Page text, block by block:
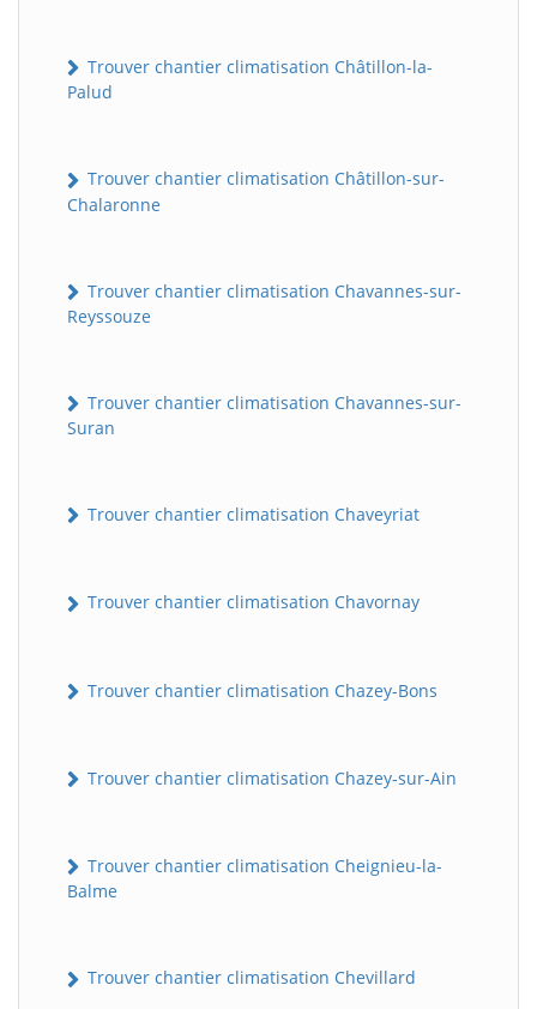
Trouver chantier climatisation Châtillon-la-
Palud
Trouver chantier climatisation Châtillon-sur-
Chalaronne
Trouver chantier climatisation Chavannes-sur-
Reyssouze
Trouver chantier climatisation Chavannes-sur-
Suran
Trouver chantier climatisation Chaveyriat
Trouver chantier climatisation Chavornay
Trouver chantier climatisation Chazey-Bons
Trouver chantier climatisation Chazey-sur-Ain
Trouver chantier climatisation Cheignieu-la-
Balme
Trouver chantier climatisation Chevillard